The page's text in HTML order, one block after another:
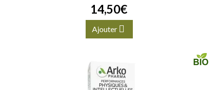
14,50€
Ajouter